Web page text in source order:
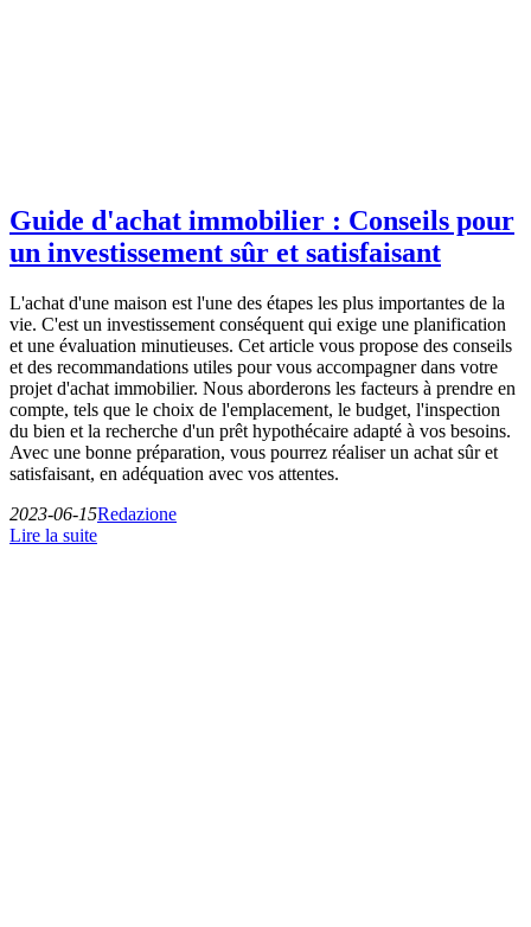
Guide d'achat immobilier : Conseils pour
un investissement sûr et satisfaisant
L'achat d'une maison est l'une des étapes les plus importantes de la
vie. C'est un investissement conséquent qui exige une planification
et une évaluation minutieuses. Cet article vous propose des conseils
et des recommandations utiles pour vous accompagner dans votre
projet d'achat immobilier. Nous aborderons les facteurs à prendre en
compte, tels que le choix de l'emplacement, le budget, l'inspection
du bien et la recherche d'un prêt hypothécaire adapté à vos besoins.
Avec une bonne préparation, vous pourrez réaliser un achat sûr et
satisfaisant, en adéquation avec vos attentes.
2023-06-15Redazione
Lire la suite